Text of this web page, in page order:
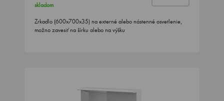
skladom
Zrkadlo (600x700x35) na externé alebo nástenné osvetlenie,
možno zavesiť na šírku alebo na výšku